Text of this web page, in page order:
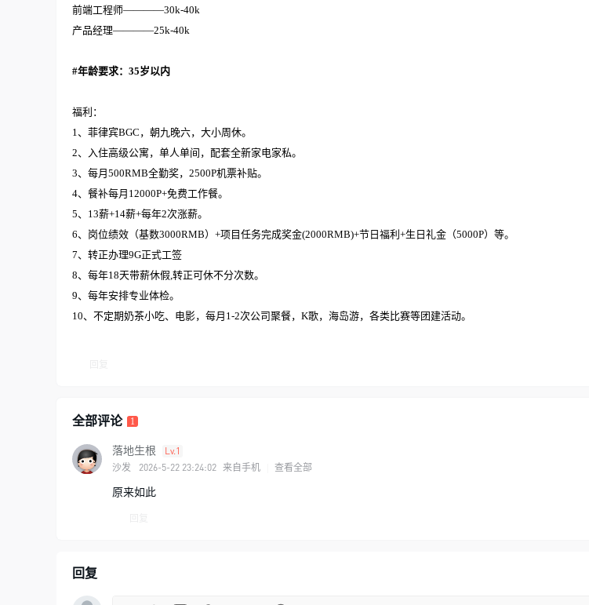
前端工程师————30k-40k
产品经理————25k-40k
#年龄要求：35岁以内
福利：
1、菲律宾BGC，朝九晚六，大小周休。
2、入住高级公寓，单人单间，配套全新家电家私。
3、每月500RMB全勤奖，2500P机票补贴。
4、餐补每月12000P+免费工作餐。
5、13薪+14薪+每年2次涨薪。
6、岗位绩效（基数3000RMB）+项目任务完成奖金(2000RMB)+节日福利+生日礼金（5000P）等。
7、转正办理9G正式工签
8、每年18天带薪休假,转正可休不分次数。
9、每年安排专业体检。
10、不定期奶茶小吃、电影，每月1-2次公司聚餐，K歌，海岛游，各类比赛等团建活动。
全部评论 1
落地生根 Lv.1
沙发 2026-5-22 23:24:02 来自手机 查看全部
原来如此
回复